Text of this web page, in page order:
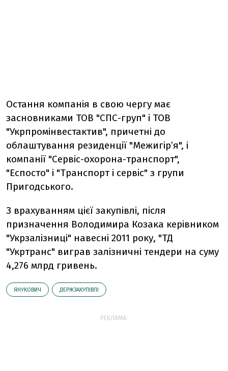
Остання компанія в свою чергу має
засновниками ТОВ "СПС-груп" і ТОВ
"Укрпромінвестактив", причетні до
облаштування резиденції "Межигір’я", і
компанії "Сервіс-охорона-транспорт",
"Еспосто" і "Транспорт і сервіс" з групи
Пригодського.
З врахуванням цієї закупівлі, після
призначення Володимира Козака керівником
"Укрзалізниці" навесні 2011 року, "ТД
"Укртранс" виграв залізничні тендери на суму
4,276 млрд гривень.
ЯНУКОВИЧ ДЕРЖЗАКУПІВЛІ
РЕКЛАМА: